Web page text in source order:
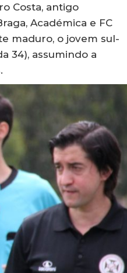
Costa, antigo
Académica e FC
maduro, o jovem sul-
34), assumindo a